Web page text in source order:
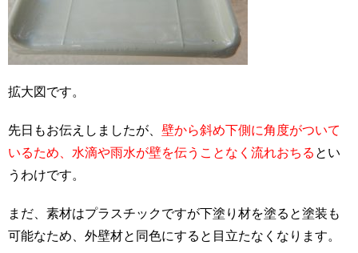
拡大図です。
先日もお伝えしましたが、 壁から斜め下側に角度がついて
いるため、水滴や雨水が壁を伝うことなく流れおちる とい
うわけです。
まだ、素材はプラスチックですが下塗り材を塗ると塗装も
可能なため、外壁材と同色にすると目立たなくなります。